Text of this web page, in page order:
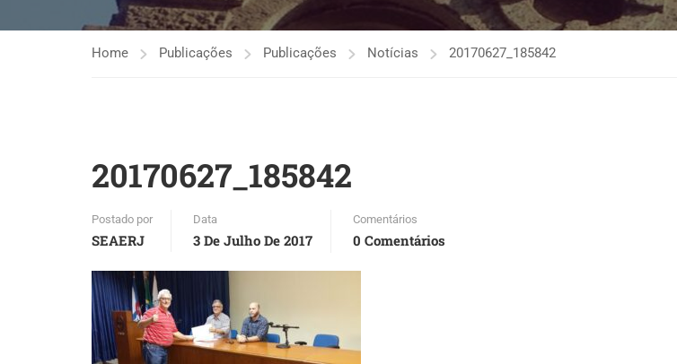
Home Publicações Publicações Notícias 20170627_185842
20170627_185842
Postado por
SEAERJ
Data
3 De Julho De 2017
Comentários
0 Comentários